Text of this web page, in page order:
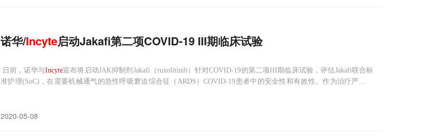
诺华/Incyte启动Jakafi第二项COVID-19 III期临床试验
日前，诺华与Incyte宣布将启动JAK抑制剂Jakafi（ruxolitinib）针对COVID-19的第二项III期临床试验，评估Jakafi联合标
准护理(SoC)，在需要机械通气的急性呼吸窘迫综合征（ARDS）COVID-19患者中的安全性和有效性。作为治疗严重呼
2020-05-08